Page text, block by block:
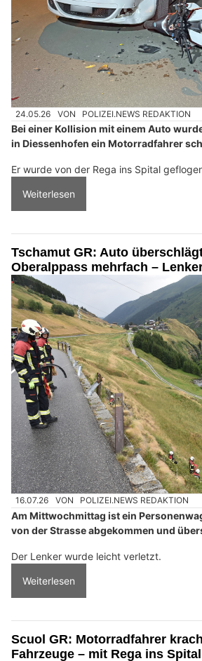
24.05.26 VON POLIZEI.NEWS REDAKTION
Bei einer Kollision mit einem Auto
in Diessenhofen ein Motorradfahrer
Er wurde von der Rega ins Spital
Weiterlesen
Tschamut GR: Auto
Oberalppass mehrfach –
16.07.26 VON POLIZEI.NEWS REDAKTION
Am Mittwochmittag ist ein
von der Strasse abgekommen und
Der Lenker wurde leicht verletzt.
Weiterlesen
Scuol GR: Motorradfahrer
Fahrzeuge – mit Rega ins